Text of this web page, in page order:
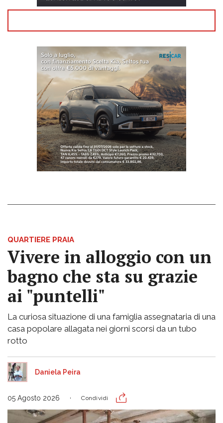
QUARTIERE PRAIA
Vivere in alloggio con un
bagno che sta su grazie
ai "puntelli"
La curiosa situazione di una famiglia assegnataria di una
casa popolare allagata nei giorni scorsi da un tubo
rotto
Daniela Peira
05 Agosto 2026 Condividi